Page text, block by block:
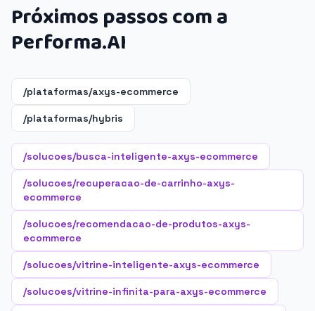
Próximos passos com a
Performa.AI
/plataformas/axys-ecommerce
/plataformas/hybris
/solucoes/busca-inteligente-axys-ecommerce
/solucoes/recuperacao-de-carrinho-axys-
ecommerce
/solucoes/recomendacao-de-produtos-axys-
ecommerce
/solucoes/vitrine-inteligente-axys-ecommerce
/solucoes/vitrine-infinita-para-axys-ecommerce